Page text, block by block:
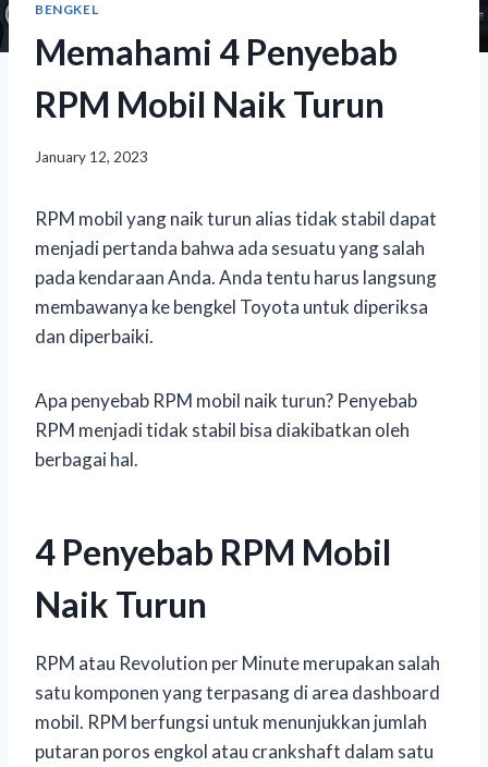
BENGKEL
Memahami 4 Penyebab
RPM Mobil Naik Turun
January 12, 2023
RPM mobil yang naik turun alias tidak stabil dapat
menjadi pertanda bahwa ada sesuatu yang salah
pada kendaraan Anda. Anda tentu harus langsung
membawanya ke bengkel Toyota untuk diperiksa
dan diperbaiki.
Apa penyebab RPM mobil naik turun? Penyebab
RPM menjadi tidak stabil bisa diakibatkan oleh
berbagai hal.
4 Penyebab RPM Mobil
Naik Turun
RPM atau Revolution per Minute merupakan salah
satu komponen yang terpasang di area dashboard
mobil. RPM berfungsi untuk menunjukkan jumlah
putaran poros engkol atau crankshaft dalam satu